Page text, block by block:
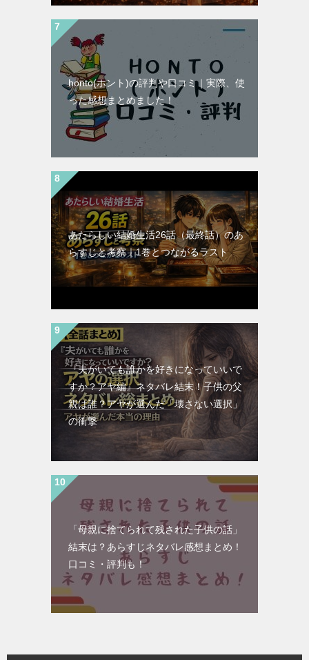
honto(ホント)の評判や口コミ｜実際、使
った感想まとめました！
あたらしい結婚生活26話（最終話）のあ
らすじと考察｜1巻とつながるラスト
『夫がいても誰かを好きになっていいで
すか？アヤ編』ネタバレ結末！子供の父
親は誰？アヤが選んだ「壊さない選択」
の衝撃
「母親に捨てられて残された子供の話」
結末は？あらすじネタバレ感想まとめ！
口コミ・評判も！